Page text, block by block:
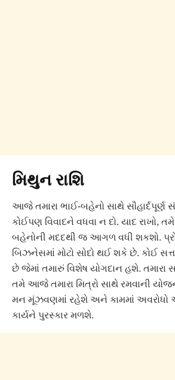
મિથુન રાશિ
આજે તમારા ભાઈ-બહેનો સાથે સૌહાર્દપૂર્ણ
કોઈપણ વિવાદને વધવા ન દો. યાદ રાખો,
બહેનોની મદદથી જ આગળ વધી શકશો.
બિઝનેસમાં મોટો સોદો થઈ શકે છે. કોઈ
છે જેમાં તમારું વિશેષ યોગદાન હશે. તમારા
તમે આજે તમારા મિત્રો સાથે રમવાની
મન મૂંઝવણમાં રહેશે અને કામમાં અવરોધો
કાર્યને પુરસ્કાર મળશે.